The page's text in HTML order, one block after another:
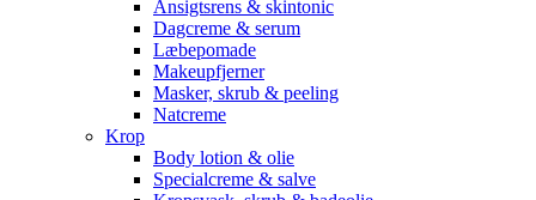
Ansigtsrens & skintonic
Dagcreme & serum
Læbepomade
Makeupfjerner
Masker, skrub & peeling
Natcreme
Krop
Body lotion & olie
Specialcreme & salve